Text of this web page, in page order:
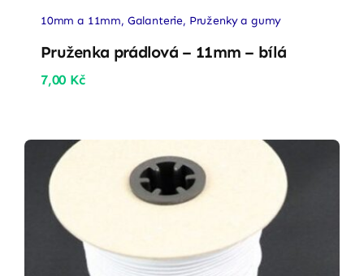
10mm a 11mm, Galanterie, Pruženky a gumy
Pruženka prádlová – 11mm – bílá
7,00 Kč